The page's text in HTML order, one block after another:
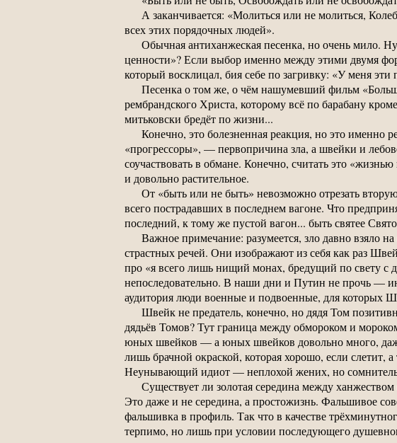
А заканчивается: «Молиться или не молиться,
всех этих порядочных людей».
Обычная антиханжеская песенка, но очень мило.
ценности»? Если выбор именно между этими двумя
который восклицал, бия себе по загривку: «У меня эти
Песенка о том же, о чём нашумевший фильм
рембрандского Христа, которому всё по барабану
митьковски бредёт по жизни...
Конечно, это болезненная реакция, но это именно
«прогрессоры», — первопричина зла, а швейки и
соучаствовать в обмане. Конечно, считать это
и довольно растительное.
От «быть или не быть» невозможно отрезать
всего пострадавших в последнем вагоне. Что
последний, к тому же пустой вагон... быть святее
Важное примечание: разумеется, зло давно взяло
страстных речей. Они изображают из себя как раз
про «я всего лишь нищий монах, бредущий по свету с
непоследовательно. В наши дни и Путин не прочь —
аудитория люди военные и подвоенные, для которых
Швейк не предатель, конечно, но дядя Том
дядьёв Томов? Тут граница между обмороком и
юных швейков — а юных швейков довольно много,
лишь брачной окраской, которая хорошо, если
Неунывающий идиот — неплохой жених, но
Существует ли золотая середина между
Это даже и не середина, а простожизнь. Фальшивое
фальшивка в профиль. Так что в качестве
терпимо, но лишь при условии последующего